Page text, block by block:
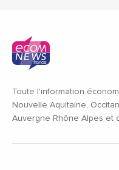
Toute l'information
Nouvelle Aquitaine,
Auvergne Rhône Alpes et